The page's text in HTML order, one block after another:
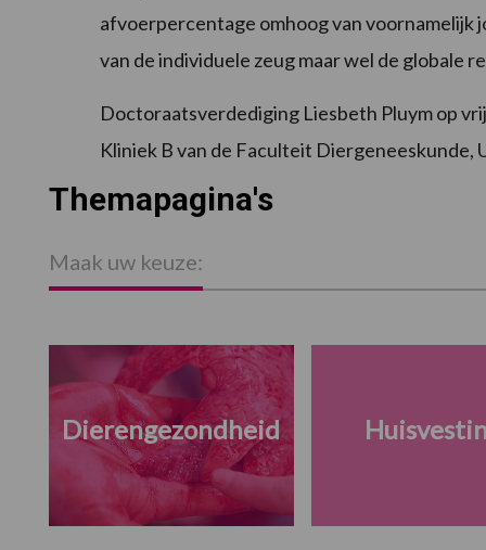
afvoerpercentage omhoog van voornamelijk
van de individuele zeug maar wel de
Doctoraatsverdediging Liesbeth Pluym op
Kliniek B van de Faculteit Diergeneeskunde,
Themapagina's
Maak uw keuze:
Dierengezondheid